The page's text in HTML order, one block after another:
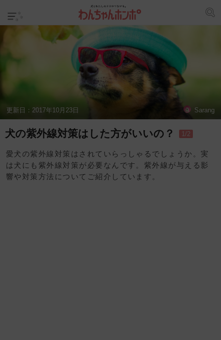
更新日： 2017年10月23日 Sarang
犬の紫外線対策はした方がいいの？ 1/2
愛犬の紫外線対策はされていらっしゃるでしょうか。実
は犬にも紫外線対策が必要なんです。紫外線が与える影
響や対策方法についてご紹介しています。